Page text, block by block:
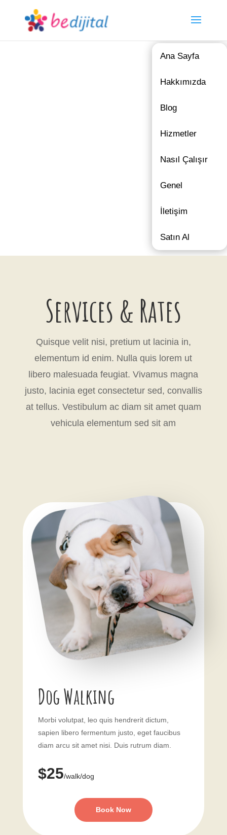
Ana Sayfa
Hakkımızda
Blog
Hizmetler
Nasıl Çalışır
Genel
İletişim
Satın Al
Services & Rates
Quisque velit nisi, pretium ut lacinia in,
elementum id enim. Nulla quis lorem ut
libero malesuada feugiat. Vivamus magna
justo, lacinia eget consectetur sed, convallis
at tellus. Vestibulum ac diam sit amet quam
vehicula elementum sed sit am
Dog Walking
Morbi volutpat, leo quis hendrerit dictum,
sapien libero fermentum justo, eget faucibus
diam arcu sit amet nisi. Duis rutrum diam.
$25/walk/dog
Book Now